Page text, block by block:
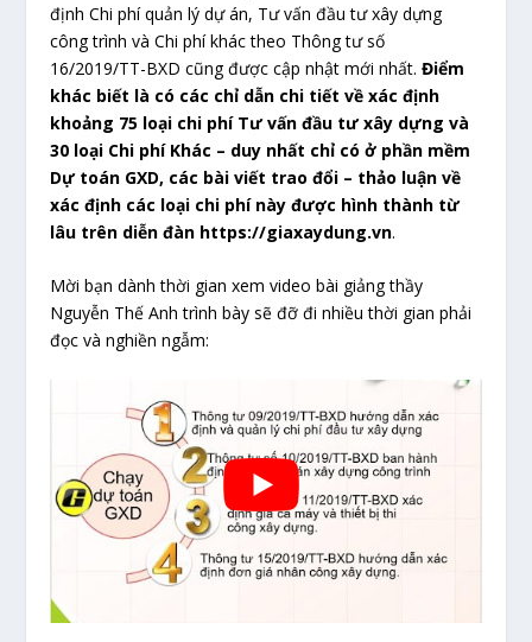
định Chi phí quản lý dự án, Tư vấn đầu tư xây dựng
công trình và Chi phí khác theo Thông tư số
16/2019/TT-BXD cũng được cập nhật mới nhất.Điểm
khác biết là có các chỉ dẫn chi tiết về xác định
khoảng 75 loại chi phí Tư vấn đầu tư xây dựng và
30 loại Chi phí Khác – duy nhất chỉ có ở phần mềm
Dự toán GXD, các bài viết trao đổi – thảo luận về
xác định các loại chi phí này được hình thành từ
lâu trên diễn đàn https://giaxaydung.vn.
Mời bạn dành thời gian xem video bài giảng thầy
Nguyễn Thế Anh trình bày sẽ đỡ đi nhiều thời gian phải
đọc và nghiền ngẫm: